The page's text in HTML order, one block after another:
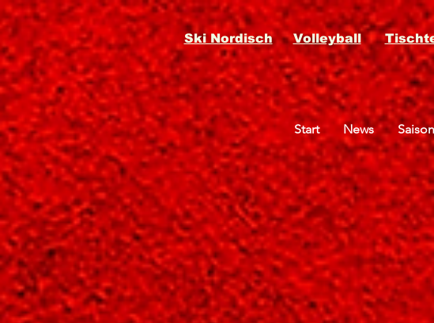
Ski Nordisch Volleyball
Start News Saison